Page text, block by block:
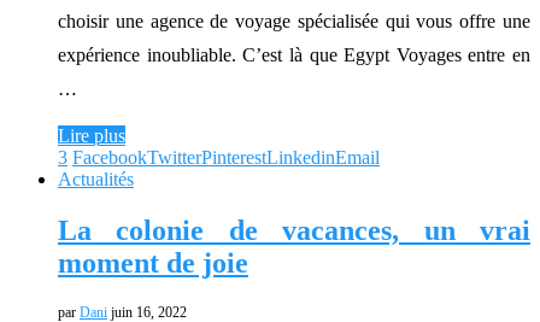
choisir une agence de voyage spécialisée qui vous offre une
expérience inoubliable. C’est là que Egypt Voyages entre en
…
Lire plus
3 FacebookTwitterPinterestLinkedinEmail
Actualités
La colonie de vacances, un vrai
moment de joie
par Dani juin 16, 2022